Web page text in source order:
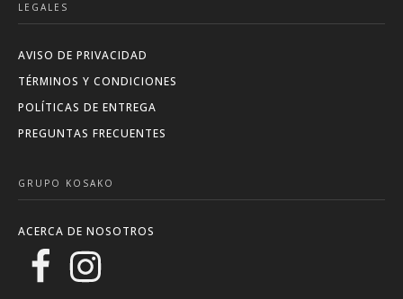
LEGALES
AVISO DE PRIVACIDAD
TÉRMINOS Y CONDICIONES
POLÍTICAS DE ENTREGA
PREGUNTAS FRECUENTES
GRUPO KOSAKO
ACERCA DE NOSOTROS